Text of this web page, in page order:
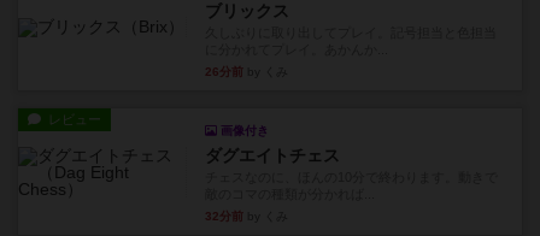
ブリックス
26分前
レビュー
画像付き
ダグエイトチェス
32分前